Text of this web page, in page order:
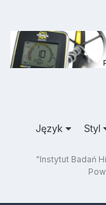
Język Styl
"Instytut Badań